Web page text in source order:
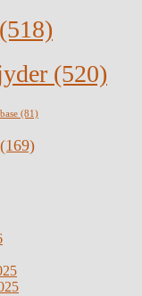
(518)
(520)
(81)
(169)